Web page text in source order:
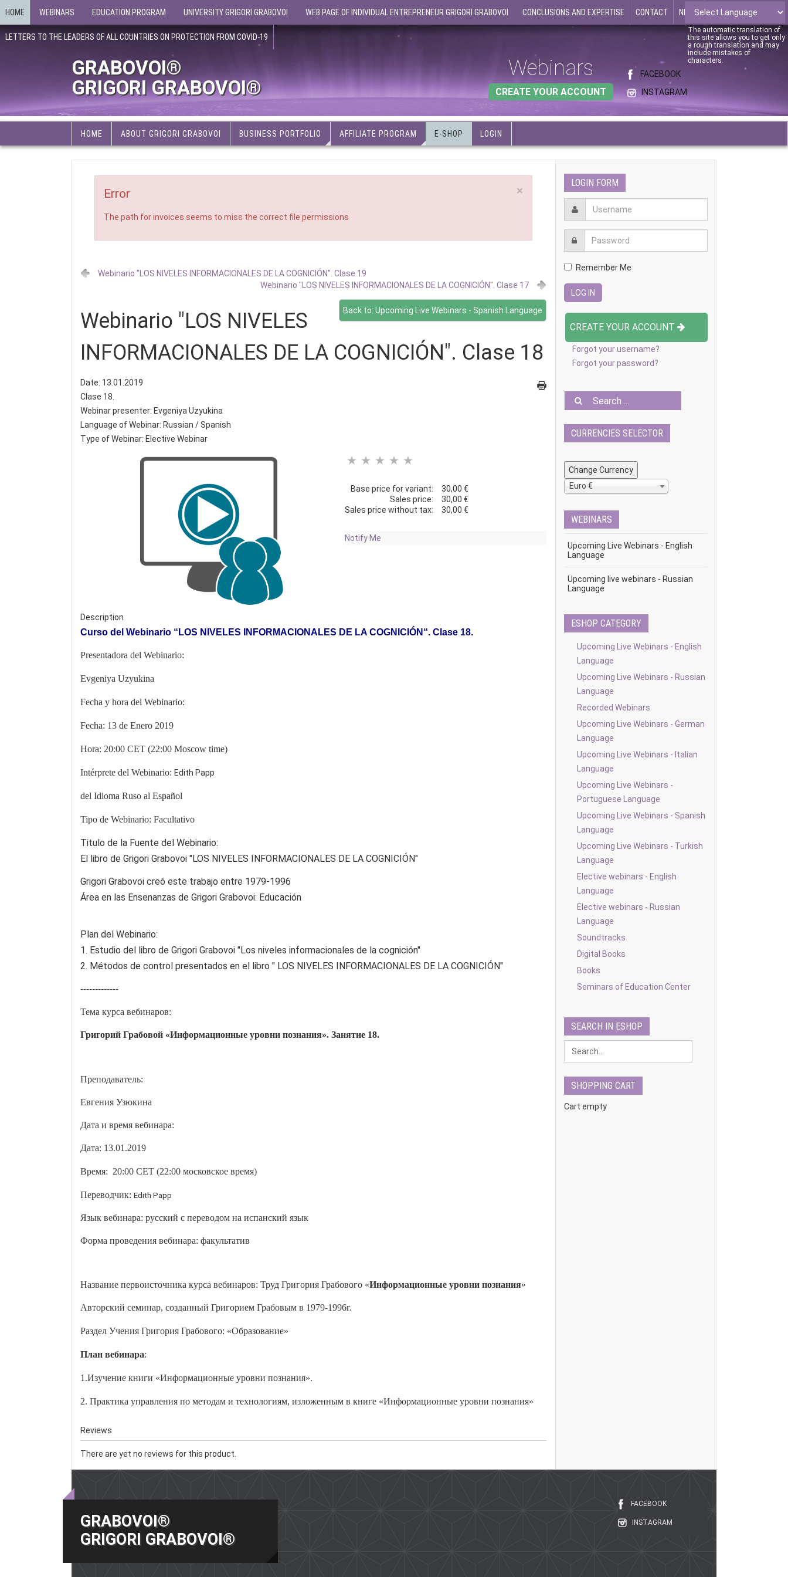
HOME WEBINARS EDUCATION PROGRAM UNIVERSITY GRIGORI GRABOVOI WEB PAGE OF INDIVIDUAL ENTREPRENEUR GRIGORI GRABOVOI CONCLUSIONS AND EXPERTISE CONTACT NEWS
LETTERS TO THE LEADERS OF ALL COUNTRIES ON PROTECTION FROM COVID-19
The automatic translation of
this site allows you to get only
a rough translation and may
include mistakes of
characters.
GRABOVOI®
GRIGORI GRABOVOI®
FACEBOOK
INSTAGRAM
Webinars
CREATE YOUR ACCOUNT
HOME ABOUT GRIGORI GRABOVOI BUSINESS PORTFOLIO AFFILIATE PROGRAM E-SHOP LOGIN
×
Error
The path for invoices seems to miss the correct file permissions
Webinario "LOS NIVELES INFORMACIONALES DE LA COGNICIÓN". Clase 19
Webinario "LOS NIVELES INFORMACIONALES DE LA COGNICIÓN". Clase 17
Back to: Upcoming Live Webinars - Spanish Language
Webinario "LOS NIVELES
INFORMACIONALES DE LA COGNICIÓN". Clase 18
Date: 13.01.2019
Clase 18.
Webinar presenter: Evgeniya Uzyukina
Language of Webinar: Russian / Spanish
Type of Webinar: Elective Webinar
Base price for variant:
30,00 €
Sales price:
30,00 €
Sales price without tax:
30,00 €
Notify Me
Description
Curso del Webinario “LOS NIVELES INFORMACIONALES DE LA COGNICIÓN “. Clase 18.
Presentadora del Webinario:
Evgeniya Uzyukina
Fecha y hora del Webinario:
Fecha: 13 de Enero 2019
Hora: 20:00 CET (22:00 Moscow time)
Intérprete del Webinario: Edith Papp
del Idioma Ruso al Español
Tipo de Webinario: Facultativo
Titulo de la Fuente del Webinario:
El libro de Grigori Grabovoi "LOS NIVELES INFORMACIONALES DE LA COGNICIÓN"
Grigori Grabovoi creó este trabajo entre 1979-1996
Área en las Ensenanzas de Grigori Grabovoi: Educación
Plan del Webinario:
1. Estudio del libro de Grigori Grabovoi "Los niveles informacionales de la cognición"
2. Métodos de control presentados en el libro " LOS NIVELES INFORMACIONALES DE LA COGNICIÓN"
-------------
Тема курса вебинаров:
Григорий Грабовой «Информационные уровни познания». Занятие 18.
Преподаватель:
Евгения Узюкина
Дата и время вебинара:
Дата: 13.01.2019
Время: 20:00 CET (22:00 московское время)
Переводчик: Edith Papp
Язык вебинара: русский с переводом на испанский язык
Форма проведения вебинара: факультатив
Название первоисточника курса вебинаров: Труд Григория Грабового «Информационные уровни познания»
Авторский семинар, созданный Григорием Грабовым в 1979-1996г.
Раздел Учения Григория Грабового: «Образование»
План вебинара:
1.Изучение книги «Информационные уровни познания».
2. Практика управления по методам и технологиям, изложенным в книге «Информационные уровни познания»
Reviews
There are yet no reviews for this product.
LOGIN FORM
Remember Me
CREATE YOUR ACCOUNT
Forgot your username?
Forgot your password?
CURRENCIES SELECTOR
Euro €
WEBINARS
Upcoming Live Webinars - English
Language
Upcoming live webinars - Russian
Language
ESHOP CATEGORY
Upcoming Live Webinars - English
Language
Upcoming Live Webinars - Russian
Language
Recorded Webinars
Upcoming Live Webinars - German
Language
Upcoming Live Webinars - Italian
Language
Upcoming Live Webinars -
Portuguese Language
Upcoming Live Webinars - Spanish
Language
Upcoming Live Webinars - Turkish
Language
Elective webinars - English
Language
Elective webinars - Russian
Language
Soundtracks
Digital Books
Books
Seminars of Education Center
SEARCH IN ESHOP
SHOPPING CART
Cart empty
GRABOVOI®
GRIGORI GRABOVOI®
FACEBOOK
INSTAGRAM